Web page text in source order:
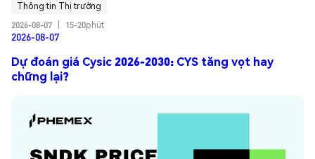
Thông tin Thị trường
2026-08-07
15-20phút
2026-08-07
Dự đoán giá Cysic 2026-2030: CYS tăng vọt hay
chững lại?